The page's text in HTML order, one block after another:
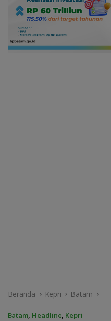
Beranda Kepri Batam
Batam, Headline, Kepri